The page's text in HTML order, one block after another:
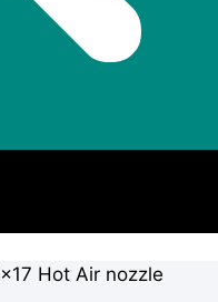
Hot Air nozzle